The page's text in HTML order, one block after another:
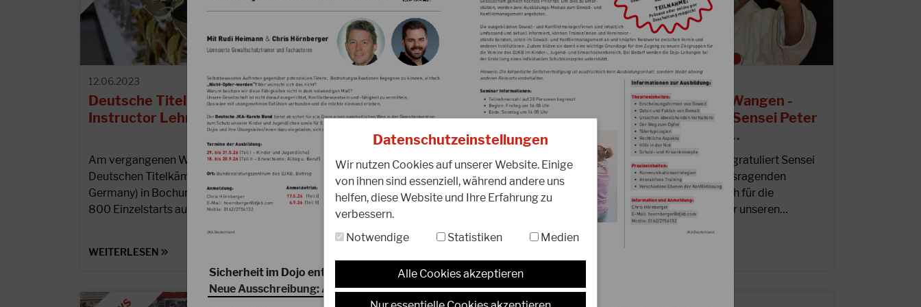
Datenschutzeinstellungen
Wir nutzen Cookies auf unserer Website. Einige
von ihnen sind essenziell, während andere uns
helfen, diese Website und Ihre Erfahrung zu
verbessern.
Notwendige
Statistiken Medien
Alle Cookies akzeptieren
12.06.2023
Deutsche Titelkämpfe und
Instructor Lehrgang des DJKB
Am vergangenen Wochenende kamen die
Deutschen Titelkämpfe des DJKB (JKA
Germany) in Bochum zur Austragung. Mit
800 Einzelstarts aus über 60 Dojos und…
WEITERLESEN
07.06.2023
JKA-Faustschützer an offiziellen
DJKB-Meisterschaften
Neben den DJKB-Faustschützern können
ab sofort auch die von der JKA
genehmigten Faustschützer für
internationale JKA-Meisterschaften an
31.05.2023
50 Jahre Karate in Wangen -
Doppeljubiläum für Sensei Peter
Hurter „Bebbo“ (6.…
Das Präsidium des DJKB gratuliert Sensei
„Bebbo“ zu diesem herausragenden
Jubiläum und bedankt sich für die
jahrzehntelange Arbeit für unseren…
WEITERLESEN
Sicherheit im Dojo entsteht nicht zufällig -
Neue Ausschreibung: Ausbildung zum DJKB-Gewalt- & Konfliktmanager.